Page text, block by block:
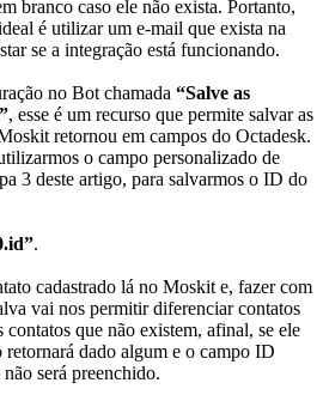
branco caso ele não exista. Portanto,
é utilizar um e-mail que exista na
se a integração está funcionando.
no Bot chamada “Salve as
, esse é um recurso que permite salvar as
retornou em campos do Octadesk.
o campo personalizado de
3 deste artigo, para salvarmos o ID do
.
cadastrado lá no Moskit e, fazer com
vai nos permitir diferenciar contatos
que não existem, afinal, se ele
dado algum e o campo ID
será preenchido.